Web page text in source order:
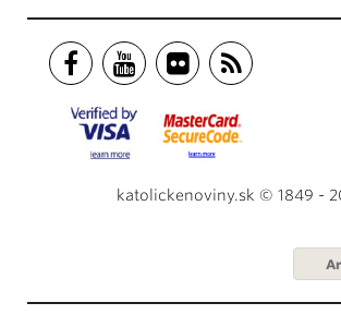
katolickenoviny.sk © 1849 -